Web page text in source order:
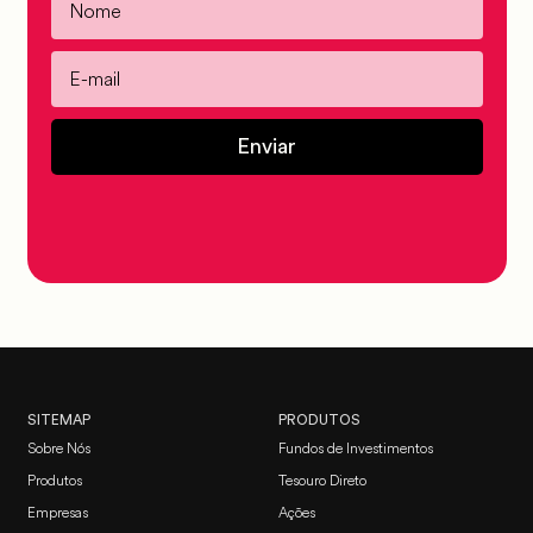
Enviar
SITEMAP
Sobre Nós
Produtos
Empresas
PRODUTOS
Fundos de Investimentos
Tesouro Direto
Ações